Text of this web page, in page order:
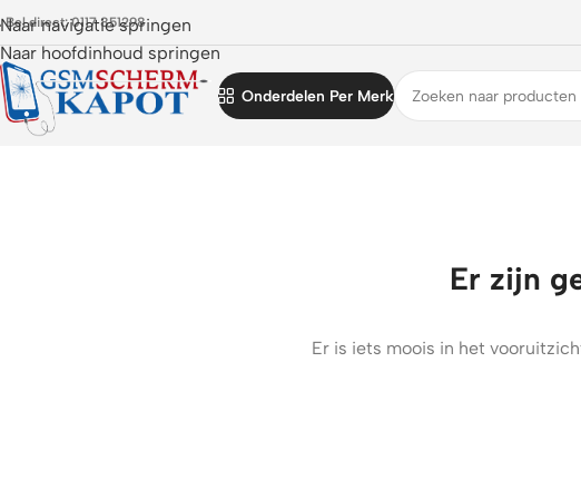
Naar navigatie springen
Naar hoofdinhoud springen
Bel direct: 0117 851298
Onderdelen Per Merk
Er zijn
Er is iets moois in het